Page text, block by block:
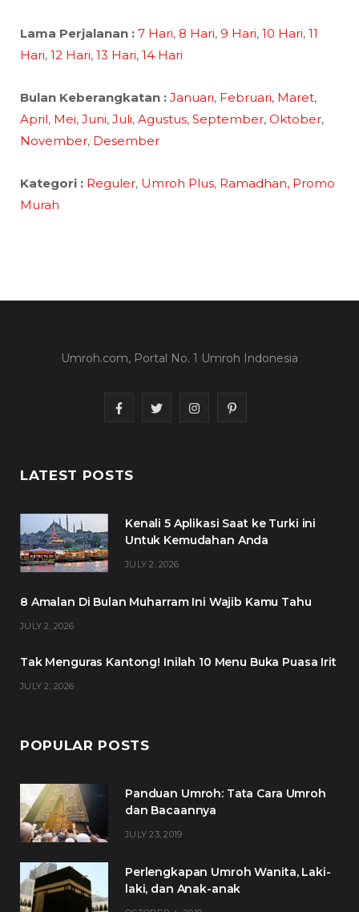
Lama Perjalanan : 7 Hari, 8 Hari, 9 Hari, 10 Hari, 11
Hari, 12 Hari, 13 Hari, 14 Hari
Bulan Keberangkatan : Januari, Februari, Maret,
April, Mei, Juni, Juli, Agustus, September, Oktober,
November, Desember
Kategori : Reguler, Umroh Plus, Ramadhan, Promo
Murah
Umroh.com, Portal No. 1 Umroh Indonesia
F
c
b
T
t
I
a
P
e
LATEST POSTS
Kenali 5 Aplikasi Saat ke Turki ini
Untuk Kemudahan Anda
JULY 2, 2026
8 Amalan Di Bulan Muharram Ini Wajib Kamu Tahu
JULY 2, 2026
Tak Menguras Kantong! Inilah 10 Menu Buka Puasa Irit
JULY 2, 2026
POPULAR POSTS
Panduan Umroh: Tata Cara Umroh
dan Bacaannya
JULY 23, 2019
Perlengkapan Umroh Wanita, Laki-
laki, dan Anak-anak